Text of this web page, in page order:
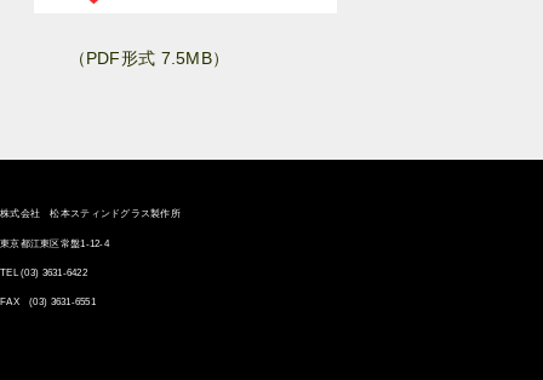
（PDF形式 7.5MB）
株式会社 松本スティンドグラス製作所
東京都江東区常盤1-12-4
TEL(03) 3631-6422
FAX (03) 3631-6551